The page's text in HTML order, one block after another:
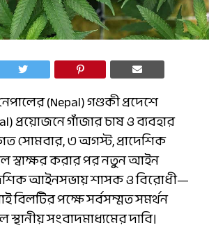
(Nepal) গণ্ডকী প্রদেশে
প্রয়োজনে গাঁজার চাষ ও ব্যবহার
সোমবার, ৩ অগস্ট, প্রাদেশিক
স্বাক্ষর করার পর নতুন আইন
আইনসভায় শাসক ও বিরোধী—
বিলটির পক্ষে সর্বসম্মত সমর্থন
সংবাদমাধ্যমের দাবি।